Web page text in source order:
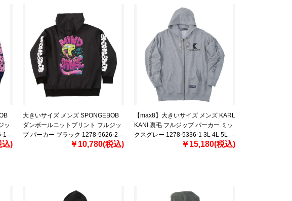
ッ
1
込)
大きいサイズ メンズ SPONGEBOB
ダンボールニットプリント フルジッ
プ パーカー ブラック 1278-5626-2
￥10,780(税込)
【max8】大きいサイズ メンズ KARL
KANI 裏毛 フルジップ パーカー ミッ
クスグレー 1278-5336-1 3L 4L 5L
￥15,180(税込)